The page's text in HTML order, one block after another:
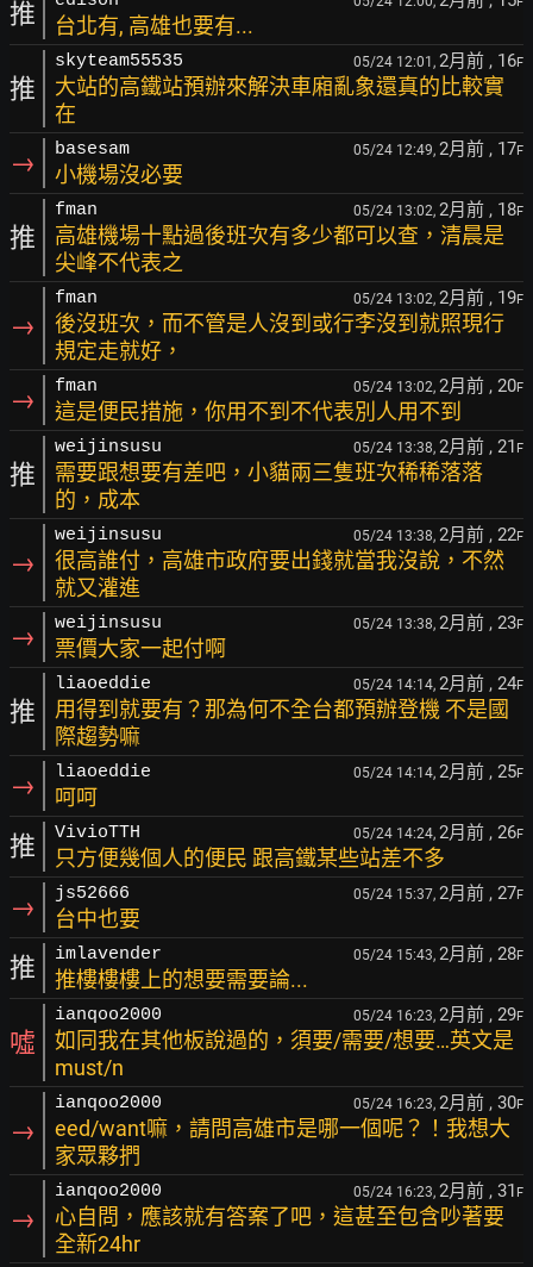
推 台北有, 高雄也要有...
推
skyteam55535 05/24 12:01, 2月前 , 16F
大站的高鐵站預辦來解決車廂亂象還真的比較實
在
→ basesam 05/24 12:49, 2月前 , 17F
小機場沒必要
推
fman 05/24 13:02, 2月前 , 18F
高雄機場十點過後班次有多少都可以查，清晨是
尖峰不代表之
→
fman 05/24 13:02, 2月前 , 19F
後沒班次，而不管是人沒到或行李沒到就照現行
規定走就好，
→ fman 05/24 13:02, 2月前 , 20F
這是便民措施，你用不到不代表別人用不到
推
weijinsusu 05/24 13:38, 2月前 , 21 F
需要跟想要有差吧，小貓兩三隻班次稀稀落落
的，成本
→
weijinsusu 05/24 13:38, 2月前 , 22F
很高誰付，高雄市政府要出錢就當我沒說，不然
就又灌進
→ weijinsusu 05/24 13:38, 2月前 , 23F
票價大家一起付啊
推
liaoeddie 05/24 14:14, 2月前 , 24F
用得到就要有？那為何不全台都預辦登機 不是國
際趨勢嘛
→ liaoeddie 05/24 14:14, 2月前 , 25F
呵呵
推 VivioTTH 05/24 14:24, 2月前 , 26F
只方便幾個人的便民 跟高鐵某些站差不多
→ js52666 05/24 15:37, 2月前 , 27F
台中也要
推 imlavender 05/24 15:43, 2月前 , 28F
推樓樓樓上的想要需要論...
噓
ianqoo2000 05/24 16:23, 2月前 , 29F
如同我在其他板說過的，須要/需要/想要…英文是
must/n
→
ianqoo2000 05/24 16:23, 2月前 , 30F
eed/want嘛，請問高雄市是哪一個呢？！我想大
家眾夥捫
→
ianqoo2000 05/24 16:23, 2月前 , 31 F
心自問，應該就有答案了吧，這甚至包含吵著要
全新24hr